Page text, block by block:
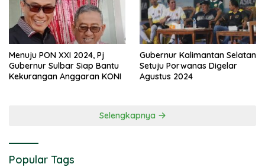
Menuju PON XXI 2024, Pj
Gubernur Sulbar Siap Bantu
Kekurangan Anggaran KONI
Gubernur Kalimantan Selatan
Setuju Porwanas Digelar
Agustus 2024
Selengkapnya
Popular Tags